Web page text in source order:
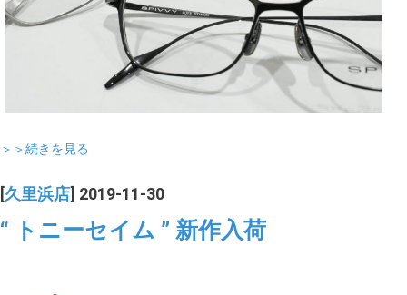
＞＞続きを見る
[久里浜店] 2019-11-30
“ トニーセイム ” 新作入荷